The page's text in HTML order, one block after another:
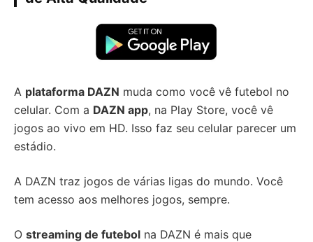
A plataforma DAZN muda como você vê futebol no
celular. Com a DAZN app, na Play Store, você vê
jogos ao vivo em HD. Isso faz seu celular parecer um
estádio.
A DAZN traz jogos de várias ligas do mundo. Você
tem acesso aos melhores jogos, sempre.
O streaming de futebol na DAZN é mais que